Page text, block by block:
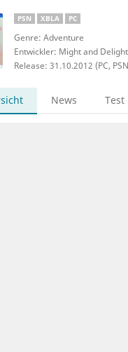
PSN XBLA PC
Genre: Adventure
Entwickler: Might and Delight
Release: 31.10.2012 (PC,
News Test